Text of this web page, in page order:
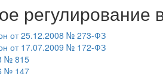
регулирование
от 25.12.2008 № 273-ФЗ
от 17.07.2009 № 172-ФЗ
№ 815
№ 147